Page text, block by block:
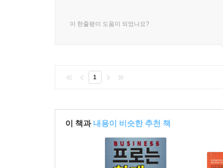
이 한줄평이 도움이 되었나요?
1
이 책과 내용이 비슷한 추천 책